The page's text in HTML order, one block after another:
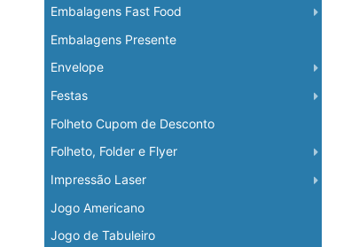
Embalagens Fast Food
Embalagens Presente
Envelope
Festas
Folheto Cupom de Desconto
Folheto, Folder e Flyer
Impressão Laser
Jogo Americano
Jogo de Tabuleiro